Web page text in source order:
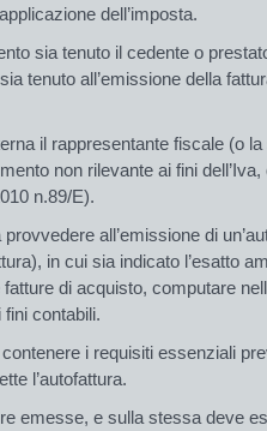
dell’imposta.
sia tenuto il cedente o
tenuto all’emissione della
il rappresentante fiscale (o
non rilevante ai fini dell’Iva,
n.89/E).
all’emissione di
in cui sia indicato l’esatto
di acquisto, computare
contabili.
i requisiti essenziali
l’autofattura.
emesse, e sulla stessa deve